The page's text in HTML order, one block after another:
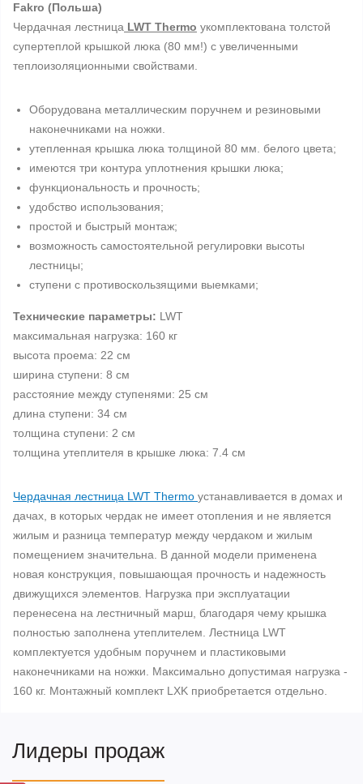
Fakro (Польша)
Чердачная лестница LWT Thermo укомплектована толстой
супертеплой крышкой люка (80 мм!) с увеличенными
теплоизоляционными свойствами.
Оборудована металлическим поручнем и резиновыми
наконечниками на ножки.
утепленная крышка люка толщиной 80 мм. белого цвета;
имеются три контура уплотнения крышки люка;
функциональность и прочность;
удобство использования;
простой и быстрый монтаж;
возможность самостоятельной регулировки высоты
лестницы;
ступени с противоскользящими выемками;
Технические параметры: LWT
максимальная нагрузка: 160 кг
высота проема: 22 см
ширина ступени: 8 см
расстояние между ступенями: 25 см
длина ступени: 34 см
толщина ступени: 2 см
толщина утеплителя в крышке люка: 7.4 см
Чердачная лестница LWT Thermo устанавливается в домах и
дачах, в которых чердак не имеет отопления и не является
жилым и разница температур между чердаком и жилым
помещением значительна. В данной модели применена
новая конструкция, повышающая прочность и надежность
движущихся элементов. Нагрузка при эксплуатации
перенесена на лестничный марш, благодаря чему крышка
полностью заполнена утеплителем. Лестница LWT
комплектуется удобным поручнем и пластиковыми
наконечниками на ножки. Максимально допустимая нагрузка -
160 кг. Монтажный комплект LXK приобретается отдельно.
Лидеры продаж